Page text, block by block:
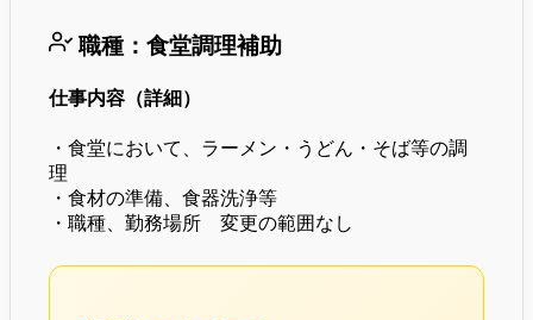
職種：食堂調理補助
仕事内容（詳細）
・食堂において、ラーメン・うどん・そば等の調
理
・食材の準備、食器洗浄等
・職種、勤務場所 変更の範囲なし